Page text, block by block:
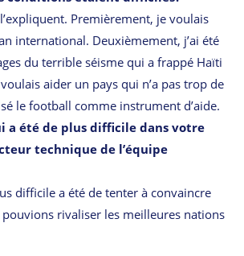
Premièrement, je voulais
international. Deuxièmement, j’ai été
du terrible séisme qui a frappé Haïti
aider un pays qui n’a pas trop de
le football comme instrument d’aide.
a été de plus difficile dans votre
technique de l’équipe
difficile a été de tenter à convaincre
pouvions rivaliser les meilleures nations